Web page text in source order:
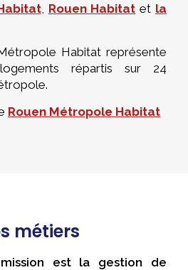
, Rouen Habitat et la
Habitat représente
répartis sur 24
Rouen Métropole Habitat
métiers
est la gestion de